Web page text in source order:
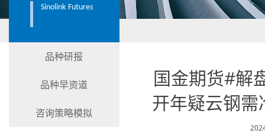
Sinolink Futures
品种研报
品种早资道
咨询策略模拟
国金期货#解
开年疑云钢